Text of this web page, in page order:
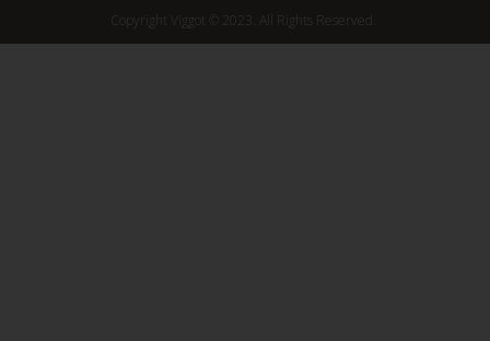
Copyright Viggot © 2023. All Rights Reserved.